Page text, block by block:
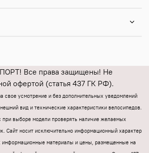
Все права защищены! Не
офертой (статья 437 ГК РФ).
свое усмотрение и без дополнительных уведомлений
вид и технические характеристики велосипедов.
при выборе модели проверять наличие желаемых
Cайт носит исключительно информационный характер
информационные материалы и цены, размещенные на